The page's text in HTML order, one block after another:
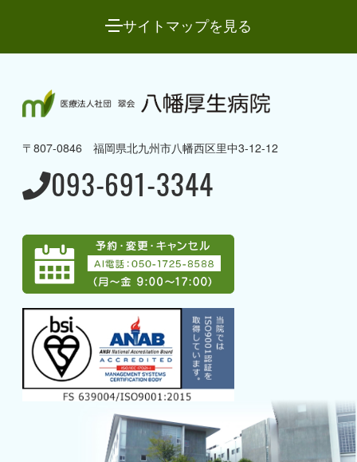
サイトマップを見る
八幡厚生病院について
→ 病棟のご案内
→ 当院で受けることのできる
専門治療
→ アクセス
→ グループ案内
→ 採用情報
→ 募集職種一覧
→ AI電話
外来のご案内
〒807-0846 福岡県北九州市八幡西区里中3-12-12
093-691-3344